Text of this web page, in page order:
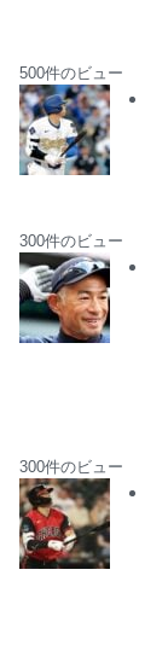
500件のビュー
300件のビュー
300件のビュー